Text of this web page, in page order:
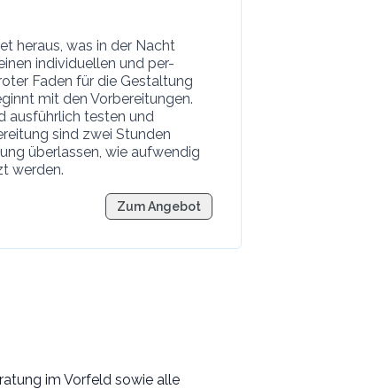
heraus, was in der Nacht
individuellen und per-
Faden für die Gestaltung
mit den Vorbereitungen.
ausführlich testen und
sind zwei Stunden
überlassen, wie aufwendig
werden.
Zum Angebot
im Vorfeld sowie alle